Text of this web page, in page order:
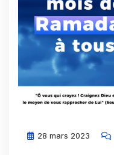
28 mars 2023